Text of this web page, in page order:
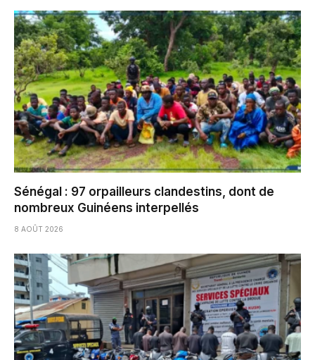
Sénégal : 97 orpailleurs clandestins, dont de
nombreux Guinéens interpellés
8 AOÛT 2026